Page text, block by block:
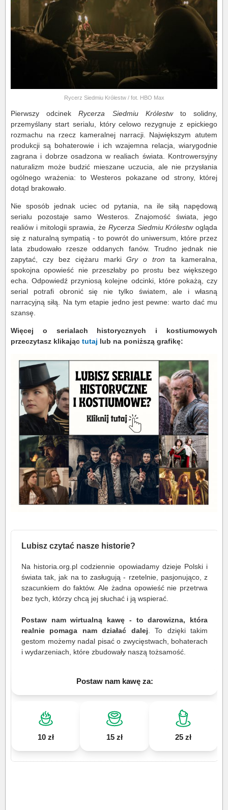
Rycerz Siedmiu Królestw / fot. HBO Max
Pierwszy odcinekRycerza Siedmiu Królestwto solidny,
przemyślany start serialu, który celowo rezygnuje z epickiego
rozmachu na rzecz kameralnej narracji. Największym atutem
produkcji są bohaterowie i ich wzajemna relacja, wiarygodnie
zagrana i dobrze osadzona w realiach świata. Kontrowersyjny
naturalizm może budzić mieszane uczucia, ale nie przysłania
ogólnego wrażenia: to Westeros pokazane od strony, której
dotąd brakowało.
Nie sposób jednak uciec od pytania, na ile siłą napędową
serialu pozostaje samo Westeros. Znajomość świata, jego
realiów i mitologii sprawia, że Rycerza Siedmiu Królestw ogląda
się z naturalną sympatią - to powrót do uniwersum, które przez
lata zbudowało rzesze oddanych fanów. Trudno jednak nie
zapytać, czy bez ciężaru markiGry o tron ta kameralna,
spokojna opowieść nie przeszłaby po prostu bez większego
echa. Odpowiedź przyniosą kolejne odcinki, które pokażą, czy
serial potrafi obronić się nie tylko światem, ale i własną
narracyjną siłą. Na tym etapie jedno jest pewne: warto dać mu
szansę.
Więcej o serialach historycznych i kostiumowych
przeczytasz klikając tutaj lub na poniższą grafikę:
Lubisz czytać nasze historie?
Na historia.org.pl codziennie opowiadamy dzieje Polski i
świata tak, jak na to zasługują - rzetelnie, pasjonująco, z
szacunkiem do faktów. Ale żadna opowieść nie przetrwa
bez tych, którzy chcą jej słuchać i ją wspierać.
Postaw nam wirtualną kawę - to darowizna, która
realnie pomaga nam działać dalej. To dzięki takim
gestom możemy nadal pisać o zwycięstwach, bohaterach
i wydarzeniach, które zbudowały naszą tożsamość.
Postaw nam kawę za:
10 zł 15 zł 25 zł